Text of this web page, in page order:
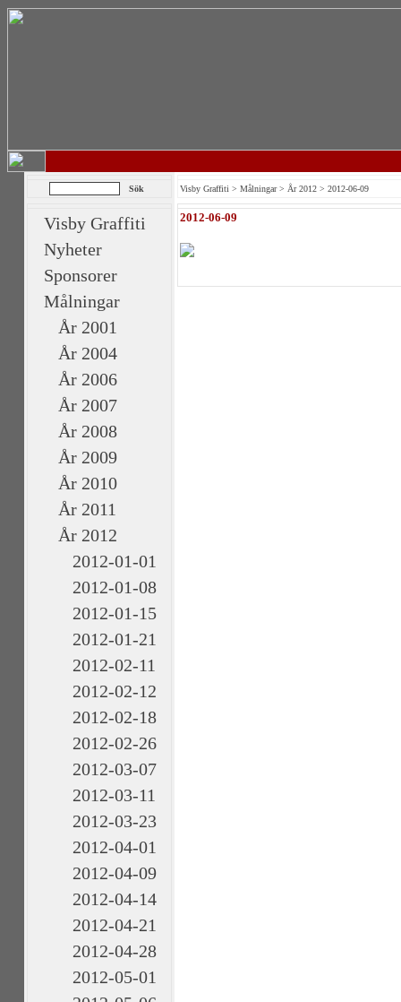
Visby Graffiti
Nyheter
Sponsorer
Målningar
År 2001
År 2004
År 2006
År 2007
År 2008
År 2009
År 2010
År 2011
År 2012
2012-01-01
2012-01-08
2012-01-15
2012-01-21
2012-02-11
2012-02-12
2012-02-18
2012-02-26
2012-03-07
2012-03-11
2012-03-23
2012-04-01
2012-04-09
2012-04-14
2012-04-21
2012-04-28
2012-05-01
Visby Graffiti > Målningar> År 2012 > 2012-06-09
2012-06-09